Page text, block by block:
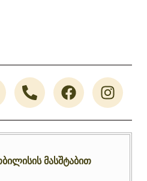
მასშტაბით